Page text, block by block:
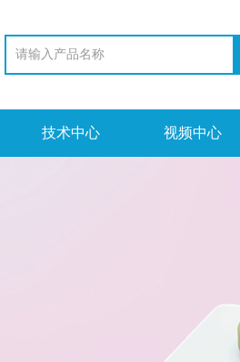
技术中心 视频中心